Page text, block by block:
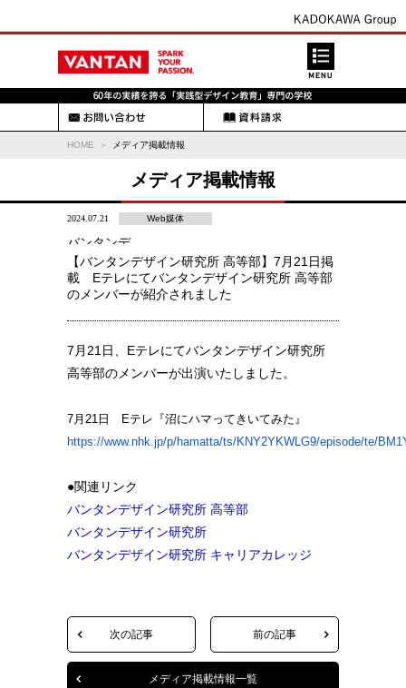
HOME メディア掲載情報
メディア掲載情報
2024.07.21 Web媒体
バンタンデ
ザイン研究
所 高等部
【バンタンデザイン研究所 高等部】7月21日掲
載 Eテレにてバンタンデザイン研究所 高等部
のメンバーが紹介されました
7月21日、Eテレにてバンタンデザイン研究所
高等部のメンバーが出演いたしました。
7月21日 Eテレ『沼にハマってきいてみた』
https://www.nhk.jp/p/hamatta/ts/KNY2YKWLG9/episode/te/
●関連リンク
バンタンデザイン研究所 高等部
バンタンデザイン研究所
バンタンデザイン研究所 キャリアカレッジ
次の記事 前の記事
メディア掲載情報一覧